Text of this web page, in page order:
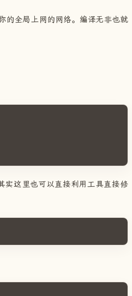
的全局上网的网络。编译无非也就
这里也可以直接利用工具直接修